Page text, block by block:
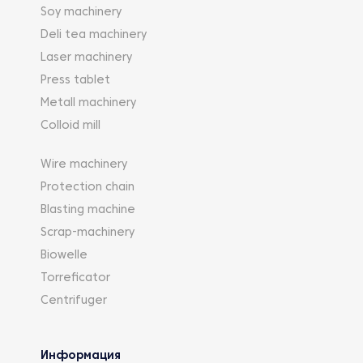
Soy machinery
Deli tea machinery
Laser machinery
Press tablet
Metall machinery
Colloid mill
Wire machinery
Protection chain
Blasting machine
Scrap-machinery
Biowelle
Torreficator
Centrifuger
Информация